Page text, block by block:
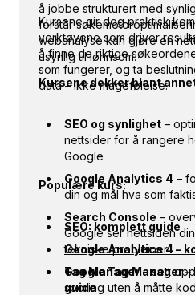
å jobbe strukturert med
forstår
webanalyse kan gjøre en
usynlig til lønnsom.
Kursene gir deg praktisk
verktøyene som driver
å finne de riktige
som fungerer, og ta
data – ikke magefølelse.
Kursene dekker blant
SEO og synlighet –
nettsider for å rangere
Google
Google Analytics 4 –
din og mål hva som
Search Console –
Google ser nettsiden
tekniske problemer
Tag Manager– sett
sporing uten å måtte
Populære kurs:
SEO: komplett guide
Google Analytics 4 –
Google Tag Manager
guide